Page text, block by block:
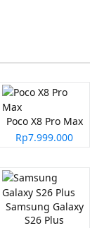
Poco X8 Pro Max
Rp7.999.000
Samsung Galaxy
S26 Plus